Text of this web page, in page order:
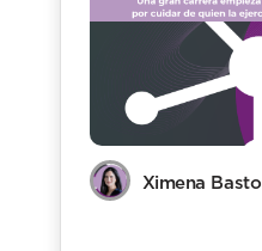
Ximena Basto